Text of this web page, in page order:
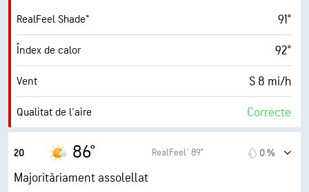
Nuvolositat 50 %
Visibilitat 10 mi
Sostre de núvols 30000 ft
RealFeel Shade™ 91°
Índex de calor 92°
Vent S 8 mi/h
Qualitat de l'aire Correcte
Índex UV màxim
Ràfegues
20 86° RealFeel® 89° 0 %
Majoritàriament assolellat